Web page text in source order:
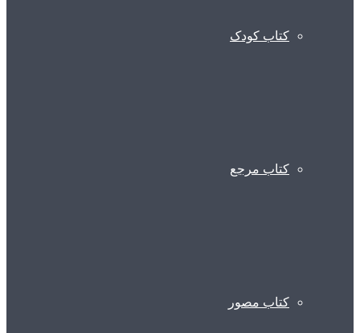
کتاب کودک
کتاب مرجع
کتاب مصور